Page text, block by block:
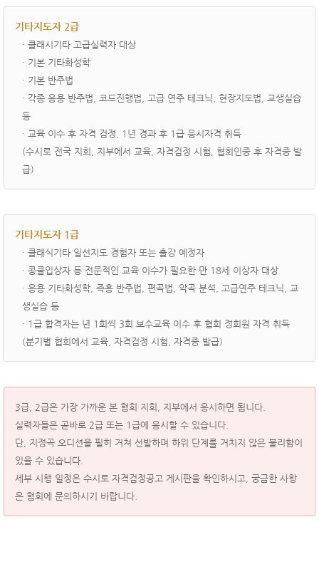
기타지도자 2급
· ­클래시기타 고급실력자 대상
· 기본 기타화성학
· 기본 반주법
· 각종 응용 반주법, 코드진행법, 고급 연주 테크닉, 현장지도법, 교생실습
등
· 교육 이수 후 자격 검정, 1년 경과 후 1급 응시자격 취득
(수시로 전국 지회, 지부에서 교육, 자격검정 시험, 협회인증 후 자격증 발
급)
기타지도자 1급
· 클래식기타 일선지도 경험자 또는 출강 예정자
· 콩쿨입상자 등 전문적인 교육 이수가 필요한 만 18세 이상자 대상
· 응용 기타화성학, 즉흥 반주법, 편곡법, 악곡 분석, 고급연주 테크닉, 교
생실습 등
· 1급 합격자는 년 1회씩 3회 보수교육 이수 후 협회 정회원 자격 취득
(분기별 협회에서 교육, 자격검정 시험, 자격증 발급)
3급, 2급은 가장 가까운 본 협회 지회, 지부에서 응시하면 됩니다.
실력자들은 곧바로 2급 또는 1급에 응시할 수 있습니다.
단, 지정곡 오디션을 필히 거쳐 선발하며 하위 단계를 거치지 않은 불리함이
있을 수 있습니다.
세부 시행 일정은 수시로 자격검정공고 게시판을 확인하시고, 궁금한 사항
은 협회에 문의하시기 바랍니다.